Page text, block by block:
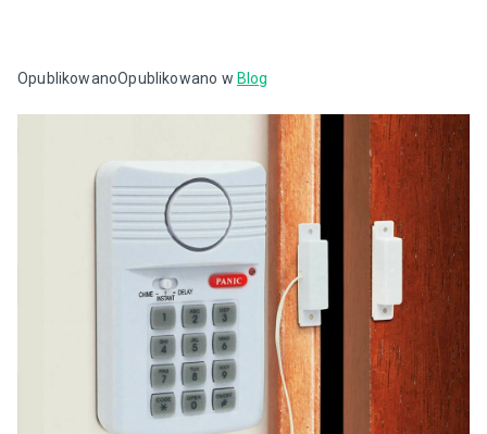
OpublikowanoOpublikowano w Blog